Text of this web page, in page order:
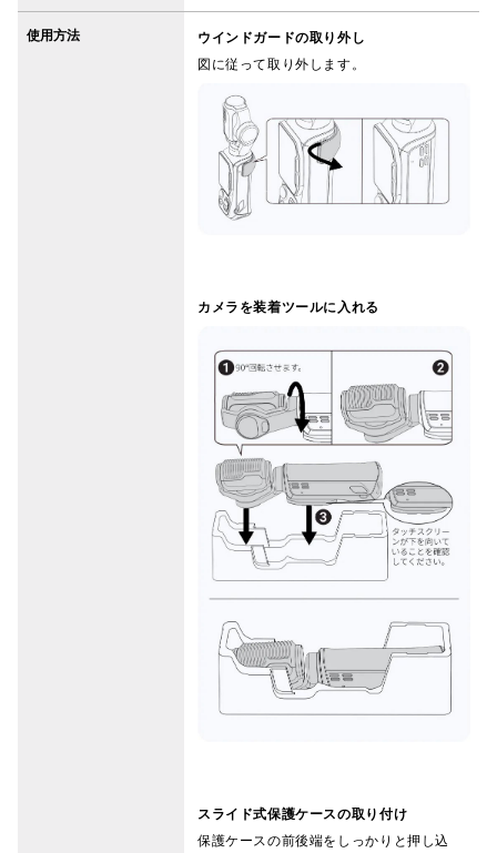
使用方法
ウインドガードの取り外し
図に従って取り外します。
カメラを装着ツールに入れる
スライド式保護ケースの取り付け
保護ケースの前後端をしっかりと押し込